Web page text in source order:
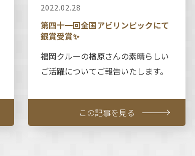
2022.02.28
第四十一回全国アビリンピックにて
銀賞受賞✨
福岡クルーの楢原さんの素晴らしい
ご活躍についてご報告いたします。
この記事を見る